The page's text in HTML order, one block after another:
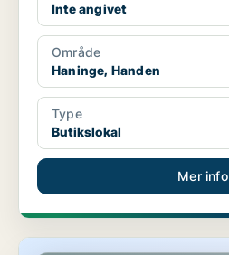
Inte angivet
Område
Haninge, Handen
Type
Butikslokal
Mer info
Butikslokal i Haninge, Brandbergen